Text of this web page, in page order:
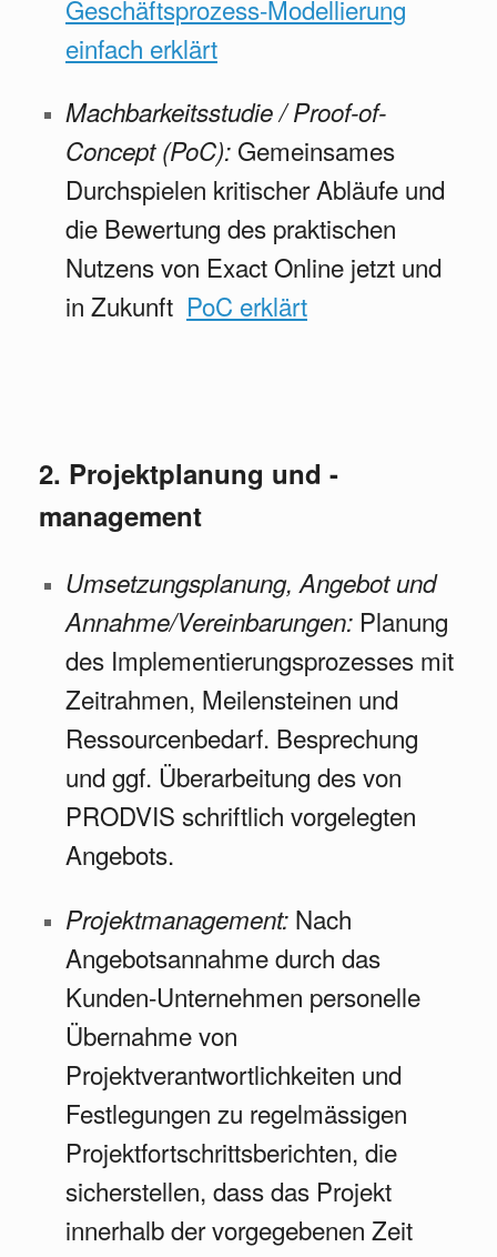
Geschäftsprozess-Modellierung
einfach erklärt
Machbarkeitsstudie / Proof-of-
Concept (PoC): Gemeinsames
Durchspielen kritischer Abläufe und
die Bewertung des praktischen
Nutzens von Exact Online jetzt und
in Zukunft PoC erklärt
2. Projektplanung und -
management
Umsetzungsplanung, Angebot und
Annahme/Vereinbarungen: Planung
des Implementierungsprozesses mit
Zeitrahmen, Meilensteinen und
Ressourcenbedarf. Besprechung
und ggf. Überarbeitung des von
PRODVIS schriftlich vorgelegten
Angebots.
Projektmanagement: Nach
Angebotsannahme durch das
Kunden-Unternehmen personelle
Übernahme von
Projektverantwortlichkeiten und
Festlegungen zu regelmässigen
Projektfortschrittsberichten, die
sicherstellen, dass das Projekt
innerhalb der vorgegebenen Zeit